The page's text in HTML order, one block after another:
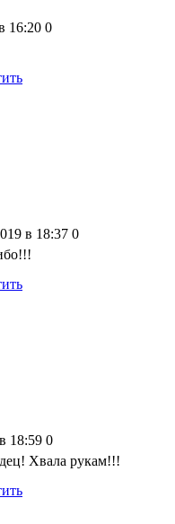
16:20 0
в 18:37 0
18:59 0
Хвала рукам!!!